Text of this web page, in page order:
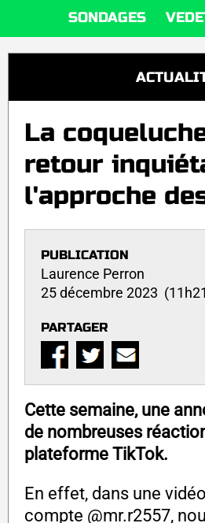
SONDAGES
La
retour
l'approche
PUBLICATION
Laurence Perron
25 décembre 2023
PARTAGER
Cette semaine, une
de nombreuses
plateforme TikTok.
En effet, dans une
compte @mr.r2557,